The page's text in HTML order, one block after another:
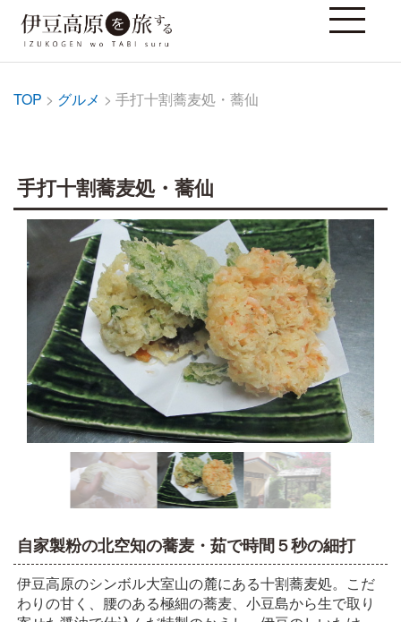
TOP > グルメ > 手打十割蕎麦処・蕎仙
手打十割蕎麦処・蕎仙
自家製粉の北空知の蕎麦・茹で時間５秒の細打
伊豆高原のシンボル大室山の麓にある十割蕎麦処。こだ
わりの甘く、腰のある極細の蕎麦、小豆島から生で取り